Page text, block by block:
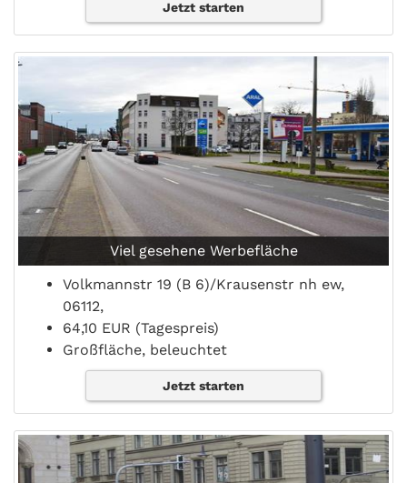
Jetzt starten
Viel gesehene Werbefläche
Volkmannstr 19 (B 6)/Krausenstr nh ew,
06112,
64,10 EUR (Tagespreis)
Großfläche, beleuchtet
Jetzt starten